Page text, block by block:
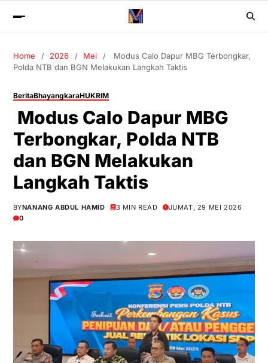
Home 2026 Mei
Modus Calo Dapur MBG Terbongkar,
Polda NTB dan BGN Melakukan Langkah Taktis
BeritaBhayangkaraHUKRIM
Modus Calo Dapur MBG
Terbongkar, Polda NTB
dan BGN Melakukan
Langkah Taktis
BYNANANG ABDUL HAMID 3 MIN READ
JUMAT, 29 MEI 2026
0